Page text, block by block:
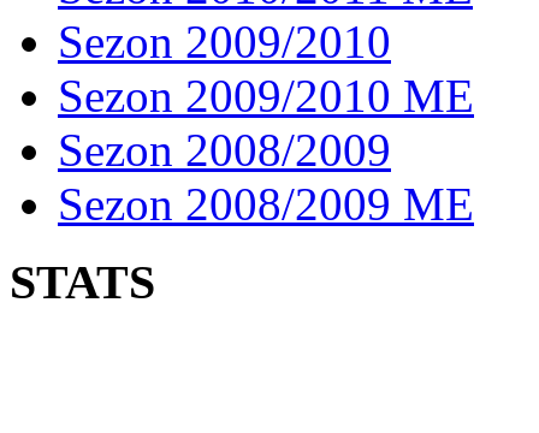
Sezon 2009/2010
Sezon 2009/2010 ME
Sezon 2008/2009
Sezon 2008/2009 ME
STATS